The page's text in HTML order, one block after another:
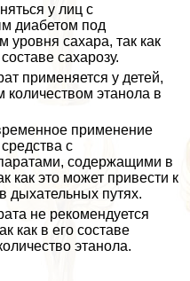
у лиц с
диабетом под
уровня сахара, так как
сахарозу.
применяется у детей,
количеством этанола в
применение
с
содержащими в
как это может привести к
дыхательных путях.
не рекомендуется
как в его составе
этанола.